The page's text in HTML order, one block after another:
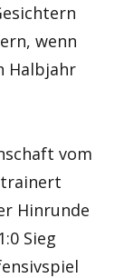
wenn
Halbjahr
vom
trainert
Hinrunde
Sieg